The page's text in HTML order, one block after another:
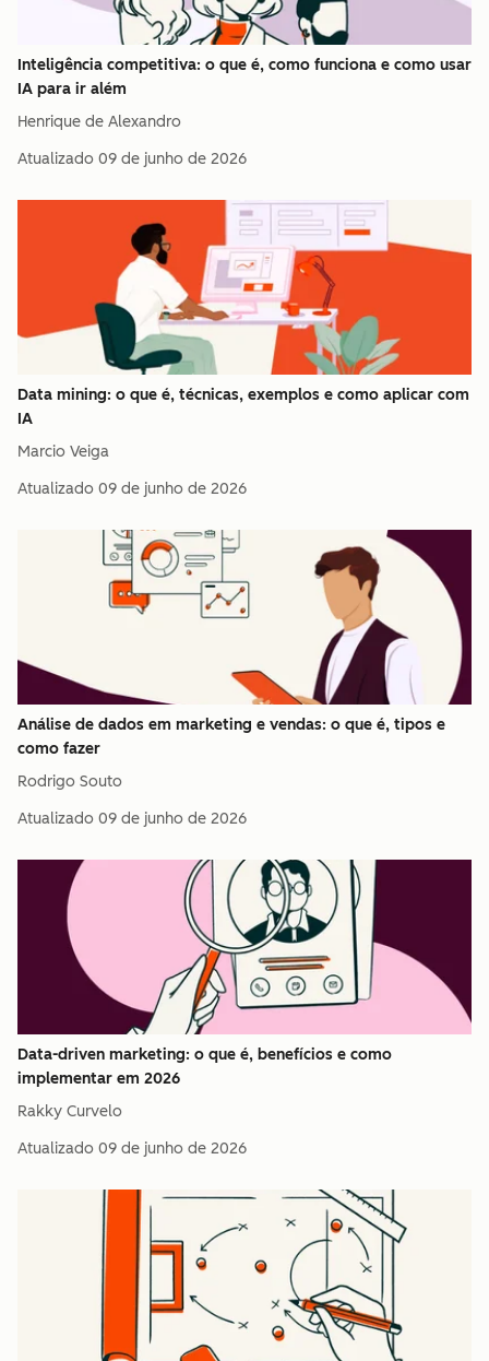
Inteligência competitiva: o que é, como funciona e como usar
IA para ir além
Henrique de Alexandro
Atualizado 09 de junho de 2026
Data mining: o que é, técnicas, exemplos e como aplicar com
IA
Marcio Veiga
Atualizado 09 de junho de 2026
Análise de dados em marketing e vendas: o que é, tipos e
como fazer
Rodrigo Souto
Atualizado 09 de junho de 2026
Data-driven marketing: o que é, benefícios e como
implementar em 2026
Rakky Curvelo
Atualizado 09 de junho de 2026